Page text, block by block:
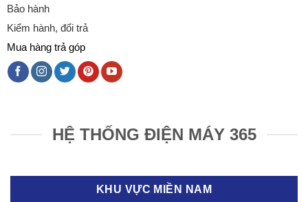
Bảo hành
Kiểm hành, đổi trả
Mua hàng trả góp
HỆ THỐNG ĐIỆN MÁY 365
KHU VỰC MIỀN NAM